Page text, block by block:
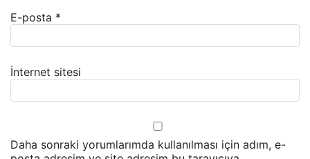
E-posta *
İnternet sitesi
Daha sonraki yorumlarımda kullanılması için adım, e-